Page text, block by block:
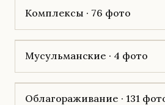
Комплексы · 76 фото
Мусульманские · 4 фото
Облагораживание · 131